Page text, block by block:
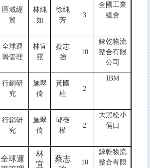
區域經
貿
林純
如
徐純
芳
3
全國工業
總會
全球運
籌管理
林宜
霓
蔡志
強
10
錸乾物流
整合有限
公司
行銷研
究
施翠
倚
黃國
柱
2
IBM
行銷研
究
施翠
倚
邱薇
樺
2
大黑松小
倆口
全球運
林
宜
蔡志
10
錸乾物流
整合有限